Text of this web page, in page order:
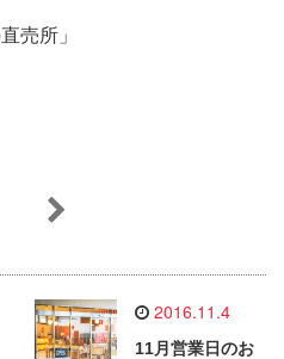
売所」
2016.11.4
11月営業日のお